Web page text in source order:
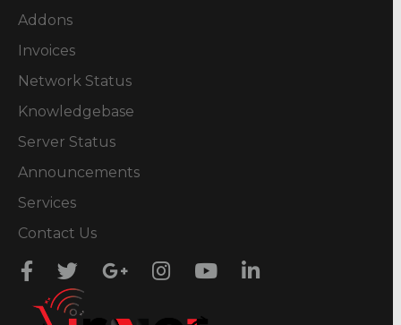
Addons
Invoices
Network Status
Knowledgebase
Server Status
Announcements
Services
Contact Us